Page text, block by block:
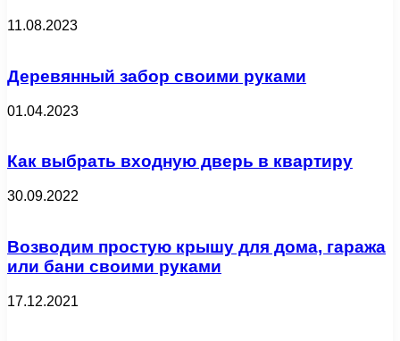
11.08.2023
Деревянный забор своими руками
01.04.2023
Как выбрать входную дверь в квартиру
30.09.2022
Возводим простую крышу для дома, гаража
или бани своими руками
17.12.2021